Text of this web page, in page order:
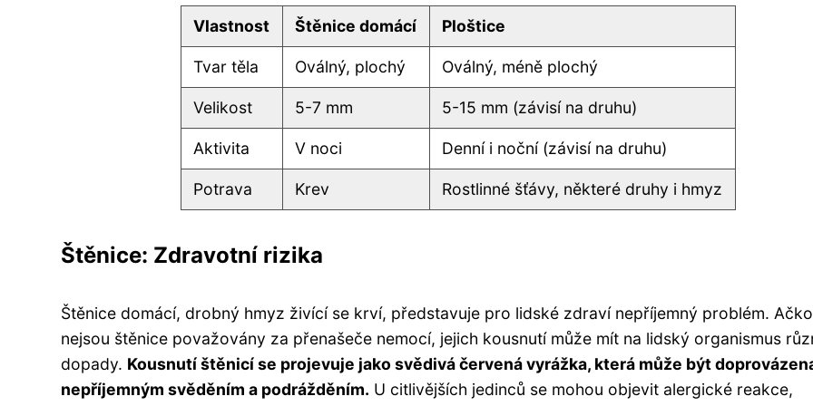
Vlastnost Štěnice domácí Ploštice
Tvar těla Oválný, plochý Oválný, méně plochý
Velikost 5-7 mm 5-15 mm (závisí na druhu)
Aktivita V noci Denní i noční (závisí na druhu)
Potrava Krev Rostlinné šťávy, některé druhy i hmyz
Štěnice: Zdravotní rizika
Štěnice domácí, drobný hmyz živící se krví, představuje pro lidské zdraví nepříjemný problém.
nejsou štěnice považovány za přenašeče nemocí, jejich kousnutí může mít na lidský organismus
dopady. Kousnutí štěnicí se projevuje jako svědivá červená vyrážka, která může být
nepříjemným svěděním a podrážděním. U citlivějších jedinců se mohou objevit alergické reakce,